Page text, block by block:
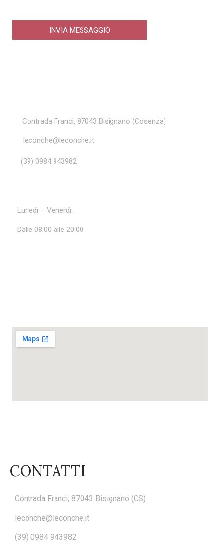
Contrada Franci, 87043 Bisignano (Cosenza)
leconche@leconche.it
(39) 0984 943982
Lunedì – Venerdì:
Dalle 08:00 alle 20:00
CONTATTI
Contrada Franci, 87043 Bisignano (CS)
leconche@leconche.it
(39) 0984 943982